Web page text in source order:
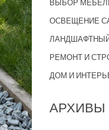
ВЫБОР
ОСВЕЩЕНИЕ
РЕМОНТ И
ДОМ И
АРХИВЫ